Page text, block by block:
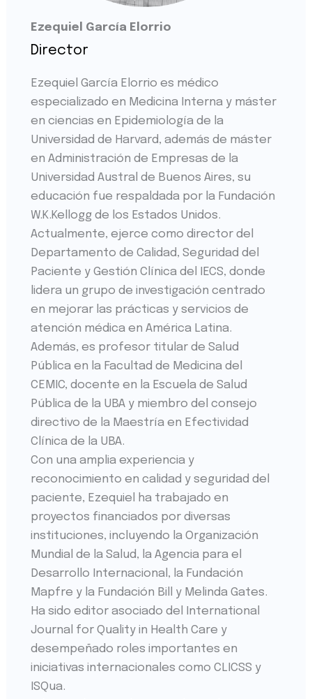
Ezequiel García Elorrio
Director
Ezequiel García Elorrio es médico
especializado en Medicina Interna y máster
en ciencias en Epidemiología de la
Universidad de Harvard, además de máster
en Administración de Empresas de la
Universidad Austral de Buenos Aires, su
educación fue respaldada por la Fundación
W.K.Kellogg de los Estados Unidos.
Actualmente, ejerce como director del
Departamento de Calidad, Seguridad del
Paciente y Gestión Clínica del IECS, donde
lidera un grupo de investigación centrado
en mejorar las prácticas y servicios de
atención médica en América Latina.
Además, es profesor titular de Salud
Pública en la Facultad de Medicina del
CEMIC, docente en la Escuela de Salud
Pública de la UBA y miembro del consejo
directivo de la Maestría en Efectividad
Clínica de la UBA.
Con una amplia experiencia y
reconocimiento en calidad y seguridad del
paciente, Ezequiel ha trabajado en
proyectos financiados por diversas
instituciones, incluyendo la Organización
Mundial de la Salud, la Agencia para el
Desarrollo Internacional, la Fundación
Mapfre y la Fundación Bill y Melinda Gates.
Ha sido editor asociado del International
Journal for Quality in Health Care y
desempeñado roles importantes en
iniciativas internacionales como CLICSS y
ISQua.